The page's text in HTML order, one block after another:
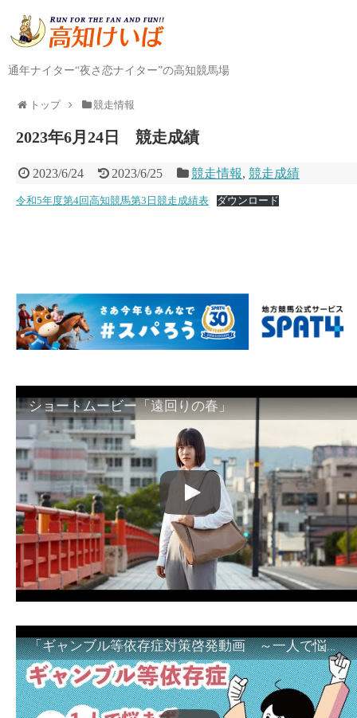
通年ナイター“夜さ恋ナイター”の高知競馬場
トップ 競走情報
2023年6月24日 競走成績
2023/6/24 2023/6/25 競走情報,競走成績
令和5年度第4回高知競馬第3日競走成績表 ダウンロード
ショートムービー「遠回りの春」
「ギャンブル等依存症対策啓発動画 ～一人で悩まず、家族で悩まず、まず！相談機関へ～」